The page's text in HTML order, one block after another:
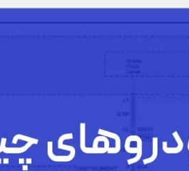
مشاهده نقشه ها